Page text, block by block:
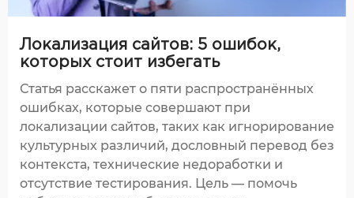
Локализация сайтов: 5 ошибок,
которых стоит избегать
Статья расскажет о пяти распространённых
ошибках, которые совершают при
локализации сайтов, таких как игнорирование
культурных различий, дословный перевод без
контекста, технические недоработки и
отсутствие тестирования. Цель — помочь